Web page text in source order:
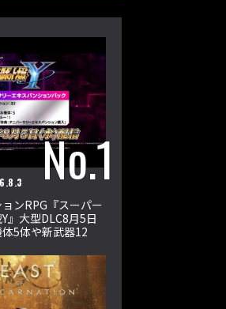
ンRPG『スーパー
』大型DLC8月5日
5体や新武器12